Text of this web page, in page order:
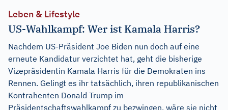
Leben & Lifestyle
US-Wahlkampf: Wer ist Kamala Harris?
Nachdem US-Präsident Joe Biden nun doch auf eine
erneute Kandidatur verzichtet hat, geht die bisherige
Vizepräsidentin Kamala Harris für die Demokraten ins
Rennen. Gelingt es ihr tatsächlich, ihren republikanischen
Kontrahenten Donald Trump im
Präsidentschaftswahlkampf zu bezwingen, wäre sie nicht